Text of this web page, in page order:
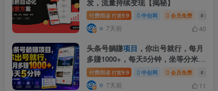
发，流量持续变现【揭秘】
付费阅读 打赏9.9 中创网 会员免费 # 揭秘
7天前 40
头条号躺賺项目 ，你出号就行，每月
多賺1000+，每天5分钟，坐等分米
【揭秘】
付费阅读 打赏9.9 中创网 会员免费 # 头条
7天前 11